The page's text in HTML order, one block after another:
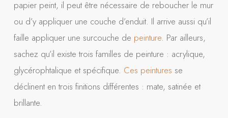
papier peint, il peut être nécessaire de reboucher le mur
ou d’y appliquer une couche d’enduit. Il arrive aussi qu’il
faille appliquer une surcouche de peinture. Par ailleurs,
sachez qu’il existe trois familles de peinture : acrylique,
glycérophtalique et spécifique. Ces peintures se
déclinent en trois finitions différentes : mate, satinée et
brillante.